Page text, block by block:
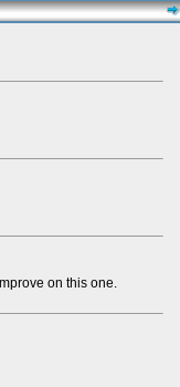
on this one.